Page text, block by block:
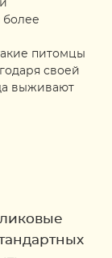
более
питомцы
своей
выживают